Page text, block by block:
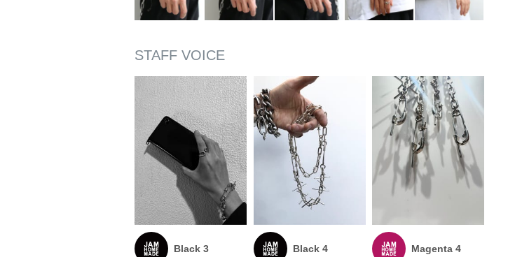
Black 3 Black 4 Magenta 4